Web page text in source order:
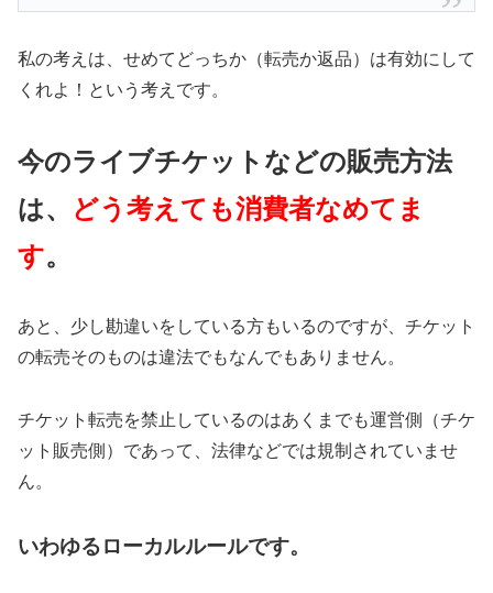
私の考えは、せめてどっちか（転売か返品）は有効にして
くれよ！という考えです。
今のライブチケットなどの販売方法
は、
どう考えても消費者なめてま
す。
あと、少し勘違いをしている方もいるのですが、チケット
の転売そのものは違法でもなんでもありません。
チケット転売を禁止しているのはあくまでも運営側（チケ
ット販売側）であって、法律などでは規制されていませ
ん。
いわゆるローカルルールです。